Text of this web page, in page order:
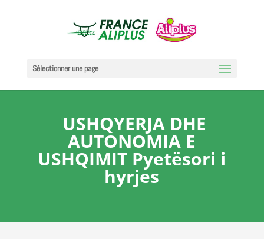
Sélectionner une page
USHQYERJA DHE
AUTONOMIA E
USHQIMIT Pyetësori i
hyrjes